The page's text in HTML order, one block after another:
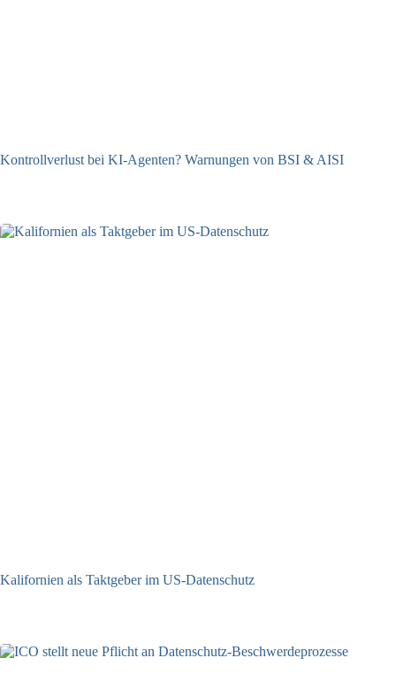
Kontrollverlust bei KI-Agenten? Warnungen von BSI & AISI
Kalifornien als Taktgeber im US-Datenschutz